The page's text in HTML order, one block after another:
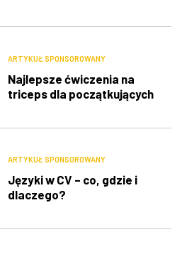
ARTYKUŁ SPONSOROWANY
Najlepsze ćwiczenia na
triceps dla początkujących
ARTYKUŁ SPONSOROWANY
Języki w CV – co, gdzie i
dlaczego?